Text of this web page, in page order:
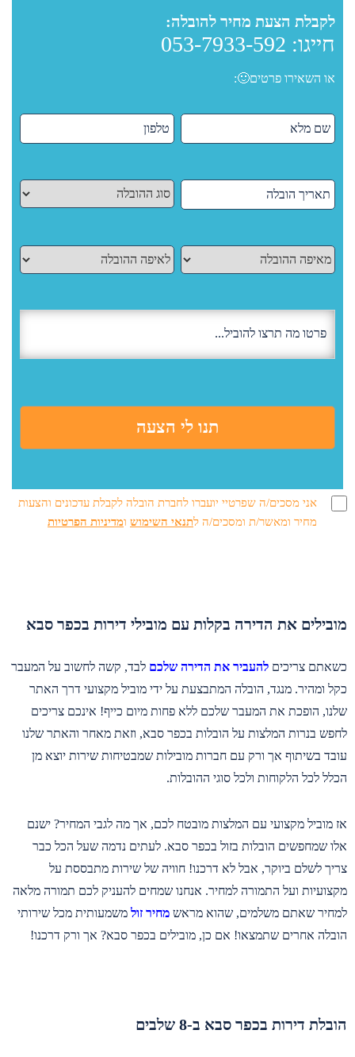
לקבלת הצעת מחיר להובלה:
חייגו: 053-7933-592
או השאירו פרטים🙂:
אני מסכים/ה שפרטיי יועברו לחברת הובלה לקבלת עדכונים והצעות
מחיר ומאשר/ת ומסכים/ה לתנאי השימוש ומדיניות הפרטיות
מובילים את הדירה בקלות עם מובילי דירות בכפר סבא
כשאתם צריכים להעביר את הדירה שלכם לבד, קשה לחשוב על המעבר
כקל ומהיר. מנגד, הובלה המתבצעת על ידי מוביל מקצועי דרך האתר
שלנו, הופכת את המעבר שלכם ללא פחות מיום כייף! אינכם צריכים
לחפש בנרות המלצות על הובלות בכפר סבא, וזאת מאחר והאתר שלנו
עובד בשיתוף אך ורק עם חברות מובילות שמבטיחות שירות יוצא מן
הכלל לכל הלקוחות ולכל סוגי ההובלות.
אז מוביל מקצועי עם המלצות מובטח לכם, אך מה לגבי המחיר? ישנם
אלו שמחפשים הובלות בזול בכפר סבא. לעתים נדמה שעל הכל כבר
צריך לשלם ביוקר, אבל לא דרכנו! חוויה של שירות מתבססת על
מקצועיות ועל התמורה למחיר. אנחנו שמחים להעניק לכם תמורה מלאה
למחיר שאתם משלמים, שהוא מראש מחיר זול משמעותית מכל שירותי
הובלה אחרים שתמצאו! אם כן, מובילים בכפר סבא? אך ורק דרכנו!
הובלת דירות בכפר סבא ב-8 שלבים